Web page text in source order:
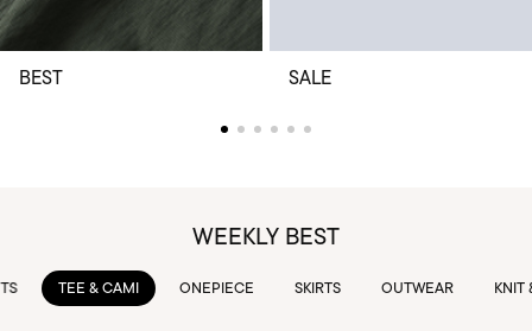
BEST SALE
WEEKLY BEST
TEE & CAMI ONEPIECE SKIRTS OUTWEAR KNIT &